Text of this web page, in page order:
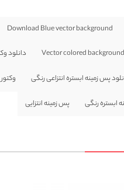
Download Blue vector background
Vector colored background دانلود
پس زمینه ابستره انتزاعی رنگی
ابستره رنگی پس زمینه انتزایی